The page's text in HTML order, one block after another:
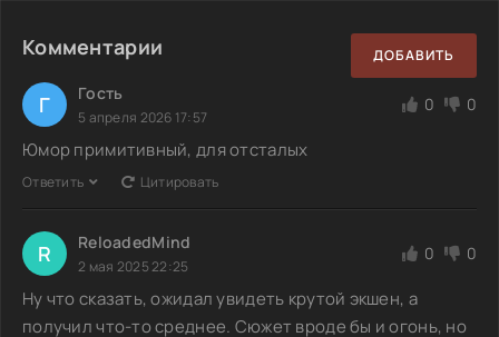
Комментарии ДОБАВИТЬ
Г Гость
5 апреля 2026 17:57
0 0
Юмор примитивный, для отсталых
Ответить Цитировать
R ReloadedMind
2 мая 2025 22:25
0 0
Ну что сказать, ожидал увидеть крутой экшен, а
получил что-то среднее. Сюжет вроде бы и огонь, но